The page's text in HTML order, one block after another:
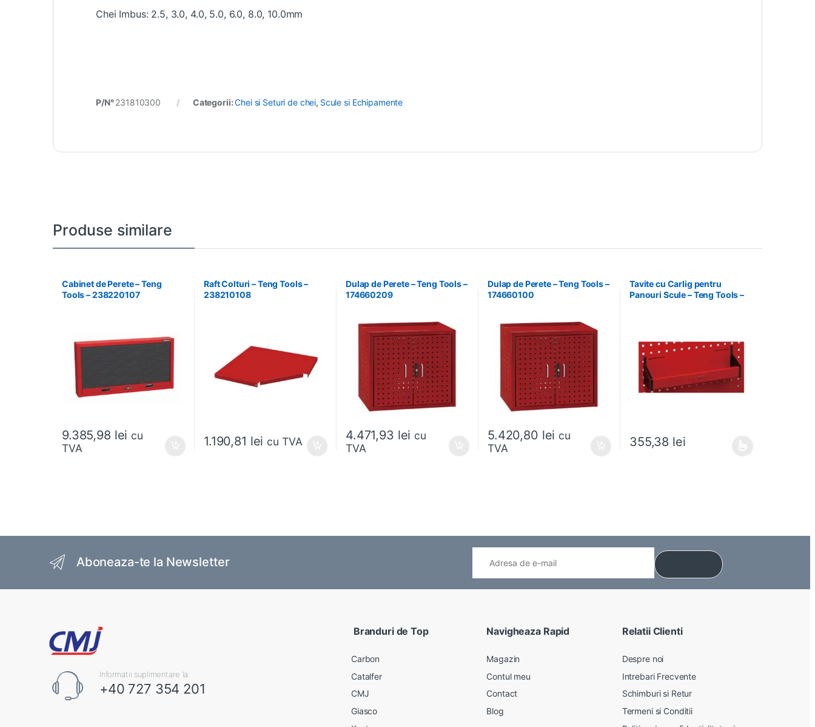
Chei Imbus: 2.5, 3.0, 4.0, 5.0, 6.0, 8.0, 10.0mm
P/N°231810300 Categorii:Chei si Seturi de chei, Scule si Echipamente
Produse similare
Cabinet de Perete – Teng
Tools – 238220107
9.385,98 lei cu
TVA
Raft Colturi – Teng Tools –
238210108
1.190,81 lei cu TVA
Dulap de Perete – Teng Tools –
174660209
4.471,93 lei cu
TVA
Dulap de Perete – Teng Tools –
174660100
5.420,80 lei cu
TVA
Tavite cu Carlig pentru
Panouri Scule – Teng Tools –
355,38 lei
Acest produs are mai multe variații. Opțiunile
Aboneaza-te la Newsletter
Informatii suplimentare la:
+40 727 354 201
Branduri de Top
Carbon
Catalfer
CMJ
Giasco
Navigheaza Rapid
Magazin
Contul meu
Contact
Blog
Relatii Clienti
Despre noi
Intrebari Frecvente
Schimburi si Retur
Termeni si Conditii